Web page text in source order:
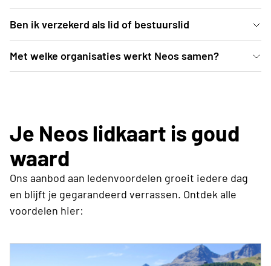
samen met gelijkgezinde leeftijdsgenoten uit ons
dorp. Zoek je nieuwe vrienden.
Natuurlijk
Ben ik verzekerd als lid of bestuurslid
Je bent verzekerd als je deelneemt aan een
activiteit. Daarom vragen we vooraf in te schrijven,
Met welke organisaties werkt Neos samen?
Je Neos lidkaart is goud
waard
Ons aanbod aan ledenvoordelen groeit iedere dag
en blijft je gegarandeerd verrassen. Ontdek alle
voordelen hier: